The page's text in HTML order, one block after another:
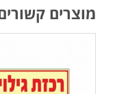
מוצרים